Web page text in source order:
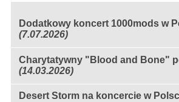
Dodatkowy koncert 1000mods w
(7.07.2026)
Charytatywny "Blood and Bone"
(14.03.2026)
Desert Storm na koncercie w